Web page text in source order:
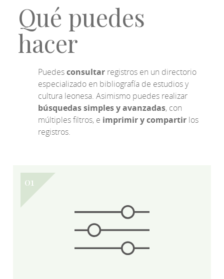
Qué puedes
hacer
Puedesconsultar registros en un directorio
especializado en bibliografía de estudios y
cultura leonesa. Asimismo puedes realizar
búsquedas simples y avanzadas, con
múltiples filtros, e imprimir y compartir los
registros.